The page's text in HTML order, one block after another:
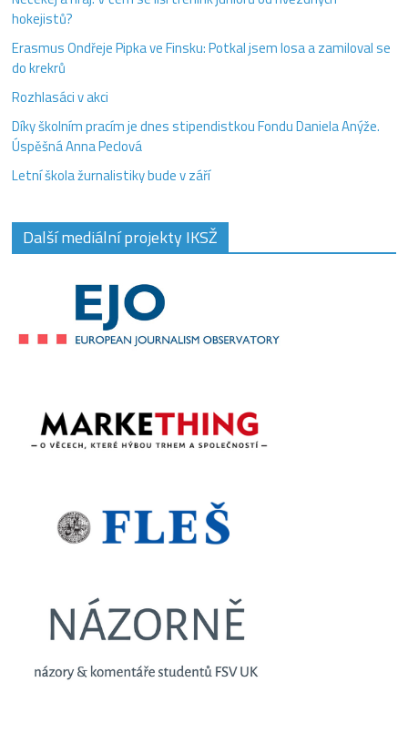
hokejistů?
Erasmus Ondřeje Pipka ve Finsku: Potkal jsem losa a zamiloval se
do krekrů
Rozhlasáci v akci
Díky školním pracím je dnes stipendistkou Fondu Daniela Anýže.
Úspěšná Anna Peclová
Letní škola žurnalistiky bude v září
Další mediální projekty IKSŽ